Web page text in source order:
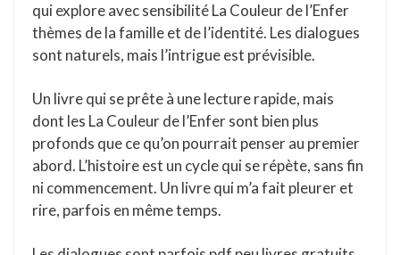
qui explore avec sensibilité La Couleur de l’Enfer
thèmes de la famille et de l’identité. Les dialogues
sont naturels, mais l’intrigue est prévisible.
Un livre qui se prête à une lecture rapide, mais
dont les La Couleur de l’Enfer sont bien plus
profonds que ce qu’on pourrait penser au premier
abord. L’histoire est un cycle qui se répète, sans fin
ni commencement. Un livre qui m’a fait pleurer et
rire, parfois en même temps.